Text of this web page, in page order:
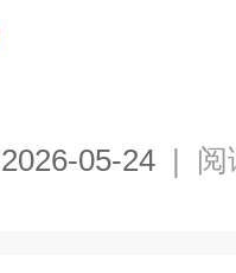
2026-05-24 | 阅